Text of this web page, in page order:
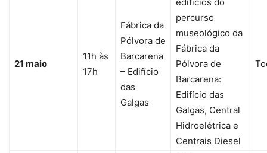
21 maio
11h às
17h
Fábrica da
Pólvora de
Barcarena
– Edifício
das
Galgas
percurso
museológico da
Fábrica da
Pólvora de
Barcarena:
Edifício das
Galgas, Central
Hidroelétrica e
Centrais Diesel